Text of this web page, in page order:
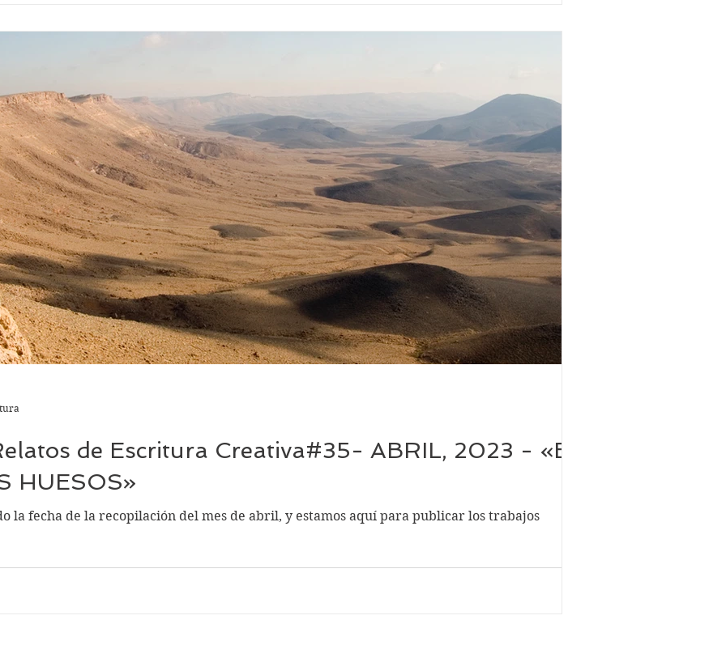
de Escritura Creativa#35- ABRIL, 2023 - «EL
HUESOS»
la fecha de la recopilación del mes de abril, y estamos aquí para publicar los trabajos